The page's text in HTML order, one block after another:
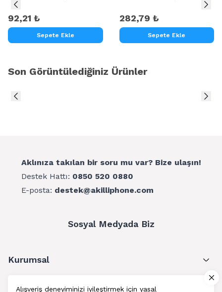
Alışveriş deneyiminizi iyileştirmek için yasal
92,21 ₺
Sepete Ekle
282,79 ₺
Sepete Ekle
Son Görüntülediğiniz Ürünler
Aklınıza takılan bir soru mu var? Bize ulaşın!
Destek Hattı: 0850 520 0880
E-posta: destek@akilliphone.com
Sosyal Medyada Biz
Kurumsal
Müşteri Hizmetleri